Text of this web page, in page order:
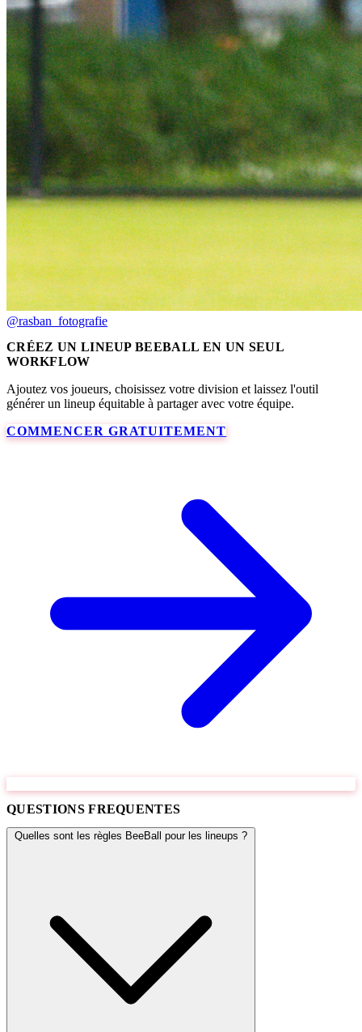
@rasban_fotografie
CRÉEZ UN LINEUP BEEBALL EN UN SEUL
WORKFLOW
Ajoutez vos joueurs, choisissez votre division et laissez l'outil
générer un lineup équitable à partager avec votre équipe.
COMMENCER GRATUITEMENT
QUESTIONS FREQUENTES
Quelles sont les règles BeeBall pour les lineups ?